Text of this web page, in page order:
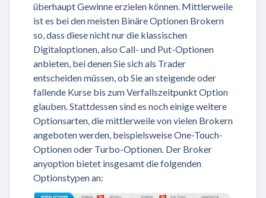
überhaupt Gewinne erzielen können. Mittlerweile
ist es bei den meisten Binäre Optionen Brokern
so, dass diese nicht nur die klassischen
Digitaloptionen, also Call- und Put-Optionen
anbieten, bei denen Sie sich als Trader
entscheiden müssen, ob Sie an steigende oder
fallende Kurse bis zum Verfallszeitpunkt Option
glauben. Stattdessen sind es noch einige weitere
Optionsarten, die mittlerweile von vielen Brokern
angeboten werden, beispielsweise One-Touch-
Optionen oder Turbo-Optionen. Der Broker
anyoption bietet insgesamt die folgenden
Optionstypen an: